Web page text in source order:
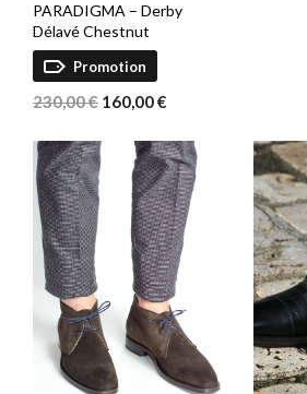
PARADIGMA – Derby
Délavé Chestnut
Promotion
230,00€ Le
initial
était :
230,00 €.
160,00€
actuel
est :
160,00 €.